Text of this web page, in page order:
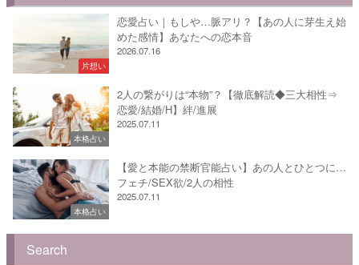
片想い
恋愛占い｜もしや…脈アリ？【あの人に芽生え始
めた感情】あなたへの恋本音
2026.07.16
本格占い
2人の繋がりは“本物”？【徹底解読◆三大相性⇒
恋愛/結婚/H】絆/進展
2025.07.11
本格占い
【愛と本能の禁断官能占い】あの人とひとつに…
フェチ/SEX欲/2人の相性
2025.07.11
Search